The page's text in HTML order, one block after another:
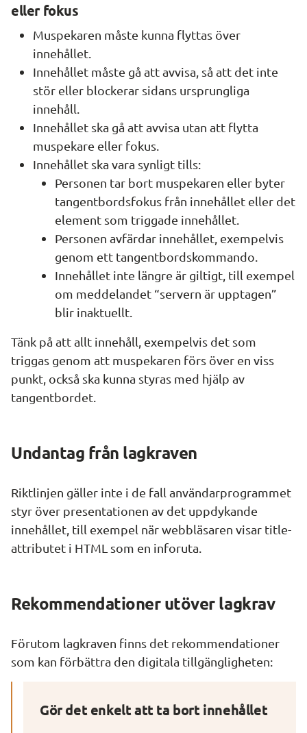
eller fokus
Muspekaren måste kunna flyttas över
innehållet.
Innehållet måste gå att avvisa, så att det inte
stör eller blockerar sidans ursprungliga
innehåll.
Innehållet ska gå att avvisa utan att flytta
muspekare eller fokus.
Innehållet ska vara synligt tills:
Personen tar bort muspekaren eller byter
tangentbordsfokus från innehållet eller det
element som triggade innehållet.
Personen avfärdar innehållet, exempelvis
genom ett tangentbordskommando.
Innehållet inte längre är giltigt, till exempel
om meddelandet “servern är upptagen”
blir inaktuellt.
Tänk på att allt innehåll, exempelvis det som
triggas genom att muspekaren förs över en viss
punkt, också ska kunna styras med hjälp av
tangentbordet.
Undantag från lagkraven
Riktlinjen gäller inte i de fall användarprogrammet
styr över presentationen av det uppdykande
innehållet, till exempel när webbläsaren visar title-
attributet i HTML som en inforuta.
Rekommendationer utöver lagkrav
Förutom lagkraven finns det rekommendationer
som kan förbättra den digitala tillgängligheten:
Gör det enkelt att ta bort innehållet